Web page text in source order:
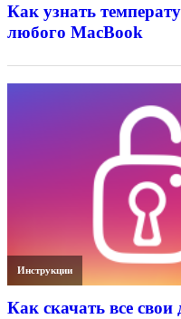
Как узнать
любого MacBook
Инструкции
Как скачать все